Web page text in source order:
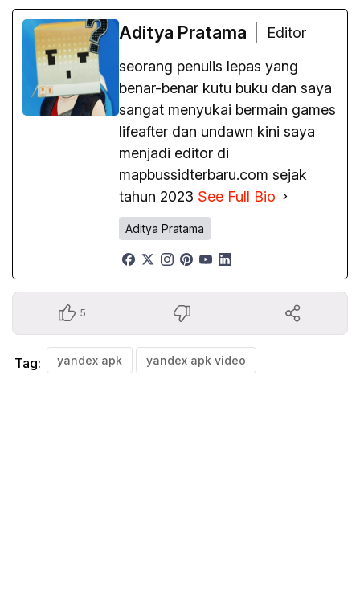
Aditya Pratama
Editor
seorang penulis lepas yang
benar-benar kutu buku dan saya
sangat menyukai bermain games
lifeafter dan undawn kini saya
menjadi editor di
mapbussidterbaru.com sejak
tahun 2023 See Full Bio
Aditya Pratama
5
Tag: yandex apk yandex apk video